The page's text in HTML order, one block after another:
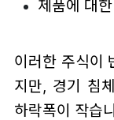
제품에 대
이러한 주식이
지만, 경기 침
하락폭이 작습